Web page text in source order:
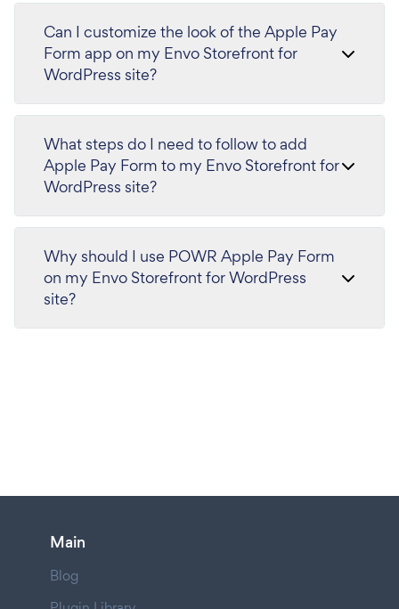
Can I customize the look of the Apple Pay
Form app on my Envo Storefront for
WordPress site?
What steps do I need to follow to add
Apple Pay Form to my Envo Storefront for
WordPress site?
Why should I use POWR Apple Pay Form
on my Envo Storefront for WordPress
site?
Main
Blog